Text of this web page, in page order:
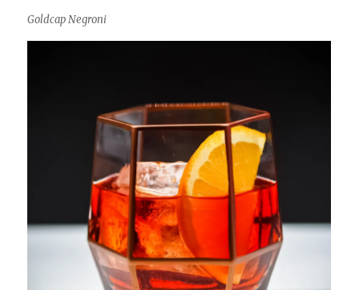
Goldcap Negroni